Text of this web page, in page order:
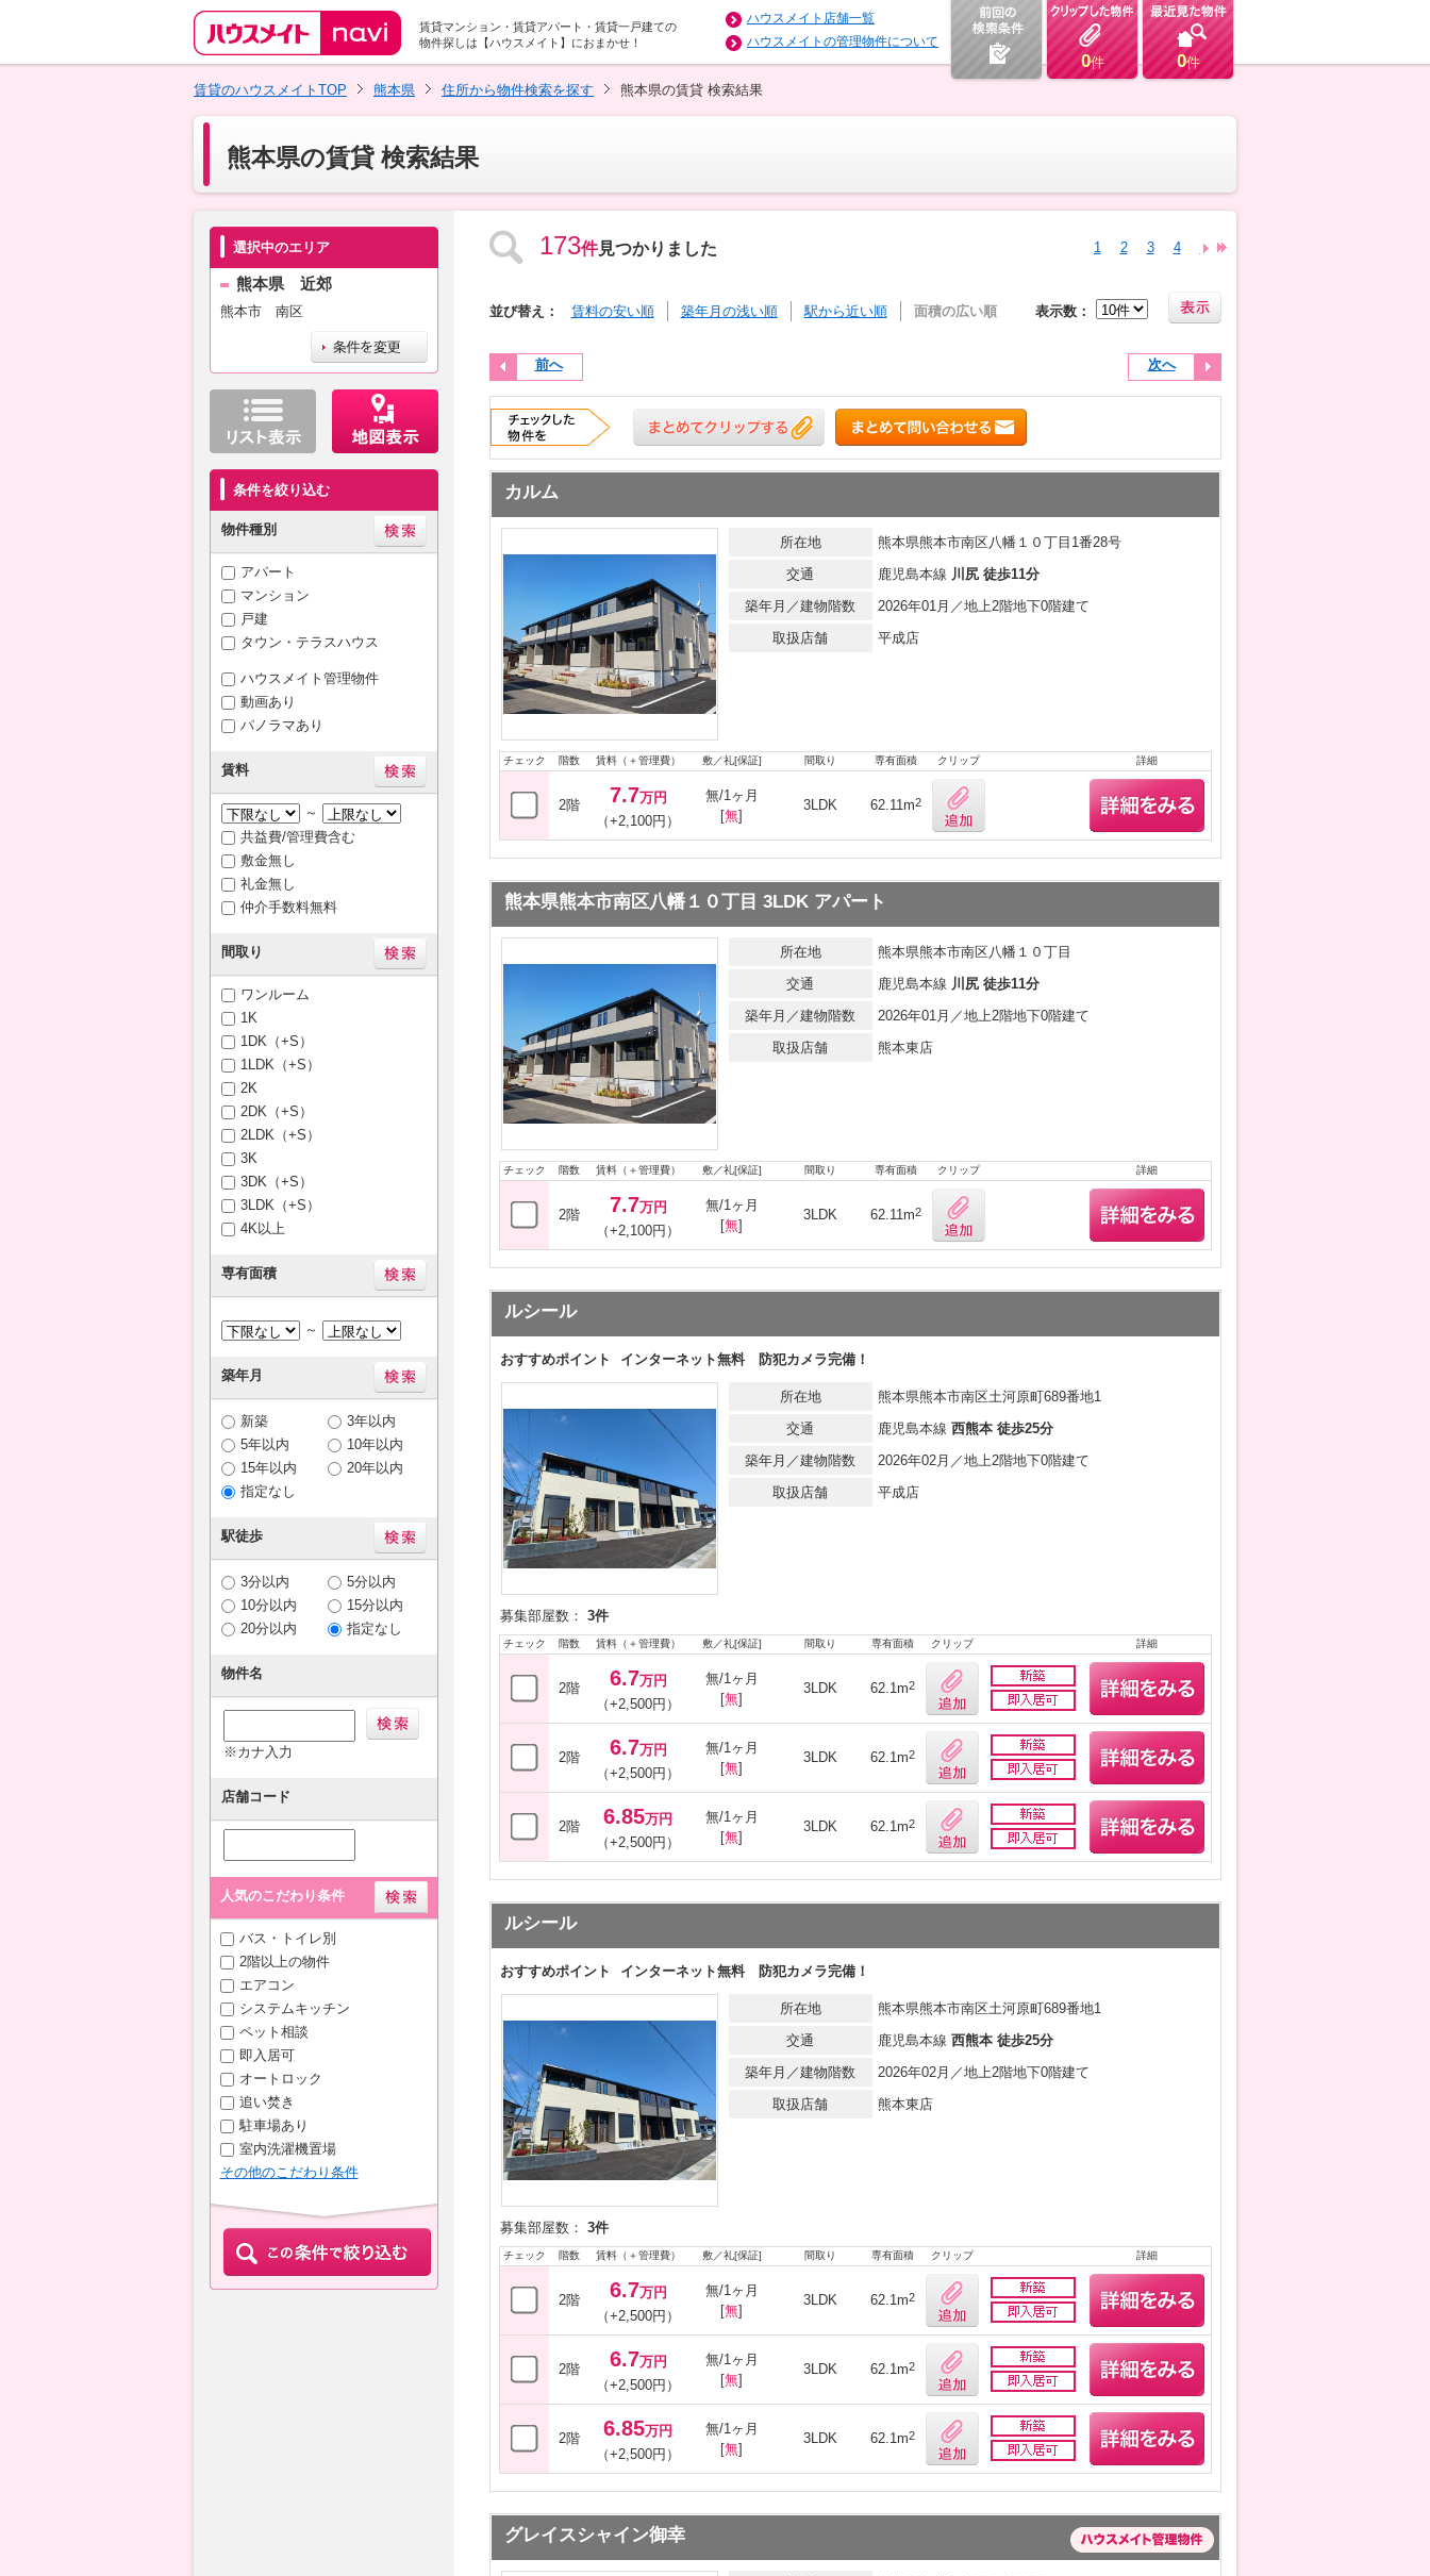
賃貸マンション・賃貸アパート・賃貸一戸建ての
物件探しは【ハウスメイト】におまかせ！
ハウスメイト店舗一覧
ハウスメイトの管理物件について
0件 0件
賃貸のハウスメイトTOP
熊本県 住所から物件検索を探す 熊本県の賃貸 検索結果
熊本県の賃貸 検索結果
選択中のエリア
熊本県 近郊
熊本市 南区
条件を絞り込む
物件種別
アパート
マンション
戸建
タウン・テラスハウス
ハウスメイト管理物件
動画あり
パノラマあり
賃料
～
共益費/管理費含む
敷金無し
礼金無し
仲介手数料無料
間取り
ワンルーム
1K
1DK（+S）
1LDK（+S）
2K
2DK（+S）
2LDK（+S）
3K
3DK（+S）
3LDK（+S）
4K以上
専有面積
～
築年月
新築
3年以内
5年以内
10年以内
15年以内
20年以内
指定なし
駅徒歩
3分以内
5分以内
10分以内
15分以内
20分以内
指定なし
物件名
※カナ入力
店舗コード
人気のこだわり条件
バス・トイレ別
2階以上の物件
エアコン
システムキッチン
ペット相談
即入居可
オートロック
追い焚き
駐車場あり
室内洗濯機置場
その他のこだわり条件
173件見つかりました 1 2 3 4 5 6
並び替え： 賃料の安い順 築年月の浅い順 駅から近い順 面積の広い順 表示数：
前へ 次へ
カルム
所在地
熊本県熊本市南区八幡１０丁目1番28号
交通
鹿児島本線 川尻 徒歩11分
築年月／建物階数
2026年01月／地上2階地下0階建て
取扱店舗
平成店
チェック 階数 賃料（＋管理費） 敷／礼[保証] 間取り 専有面積 クリップ 詳細
2階 7.7万円
（+2,100円）
無/1ヶ月
[無]
3LDK 62.11m2
熊本県熊本市南区八幡１０丁目 3LDK アパート
所在地
熊本県熊本市南区八幡１０丁目
交通
鹿児島本線 川尻 徒歩11分
築年月／建物階数
2026年01月／地上2階地下0階建て
取扱店舗
熊本東店
チェック 階数 賃料（＋管理費） 敷／礼[保証] 間取り 専有面積 クリップ 詳細
2階 7.7万円
（+2,100円）
無/1ヶ月
[無]
3LDK 62.11m2
ルシール
おすすめポイント インターネット無料 防犯カメラ完備！
所在地
熊本県熊本市南区土河原町689番地1
交通
鹿児島本線 西熊本 徒歩25分
築年月／建物階数
2026年02月／地上2階地下0階建て
取扱店舗
平成店
募集部屋数： 3件
チェック 階数 賃料（＋管理費） 敷／礼[保証] 間取り 専有面積 クリップ 詳細
2階 6.7万円
（+2,500円）
無/1ヶ月
[無]
3LDK 62.1m2
2階 6.7万円
（+2,500円）
無/1ヶ月
[無]
3LDK 62.1m2
2階 6.85万円
（+2,500円）
無/1ヶ月
[無]
3LDK 62.1m2
ルシール
おすすめポイント インターネット無料 防犯カメラ完備！
所在地
熊本県熊本市南区土河原町689番地1
交通
鹿児島本線 西熊本 徒歩25分
築年月／建物階数
2026年02月／地上2階地下0階建て
取扱店舗
熊本東店
募集部屋数： 3件
チェック 階数 賃料（＋管理費） 敷／礼[保証] 間取り 専有面積 クリップ 詳細
2階 6.7万円
（+2,500円）
無/1ヶ月
[無]
3LDK 62.1m2
2階 6.7万円
（+2,500円）
無/1ヶ月
[無]
3LDK 62.1m2
2階 6.85万円
（+2,500円）
無/1ヶ月
[無]
3LDK 62.1m2
グレイスシャイン御幸